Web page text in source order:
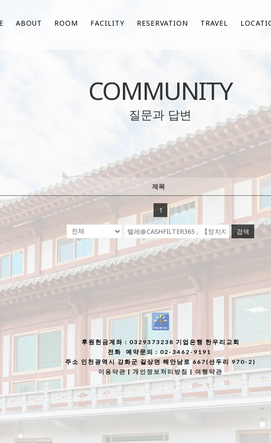
ABOUT ROOM FACILITY RESERVATION TRAVEL
COMMUNITY
질문과 답변
제목
1
검색
후원헌금계좌 : 0329373238 기업은행 한우리교회
전화
예약문의 : 02-3462-9191
주소 인천광역시 강화군 길상면 해안남로 667(선두리 970-2)
이용약관|개인정보처리방침 | 여행약관